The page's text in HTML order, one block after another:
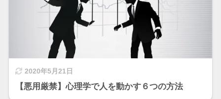
2020年5月21日
【悪用厳禁】心理学で人を動かす６つの方法